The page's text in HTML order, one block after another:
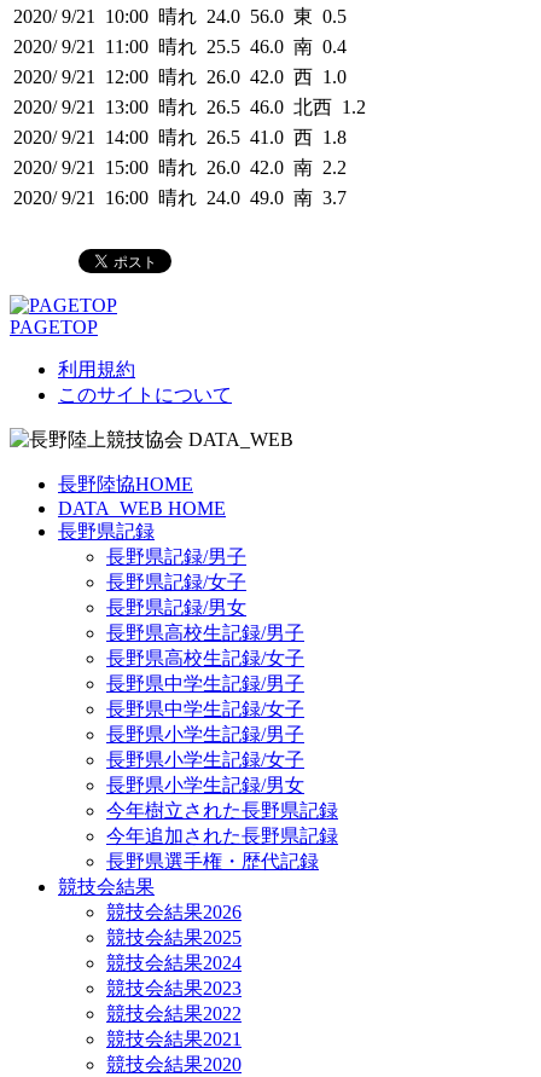
2020/ 9/21 10:00 晴れ 24.0 56.0 東 0.5
2020/ 9/21 11:00 晴れ 25.5 46.0 南 0.4
2020/ 9/21 12:00 晴れ 26.0 42.0 西 1.0
2020/ 9/21 13:00 晴れ 26.5 46.0 北西 1.2
2020/ 9/21 14:00 晴れ 26.5 41.0 西 1.8
2020/ 9/21 15:00 晴れ 26.0 42.0 南 2.2
2020/ 9/21 16:00 晴れ 24.0 49.0 南 3.7
PAGETOP
利用規約
このサイトについて
長野陸協HOME
DATA_WEB HOME
長野県記録
長野県記録/男子
長野県記録/女子
長野県記録/男女
長野県高校生記録/男子
長野県高校生記録/女子
長野県中学生記録/男子
長野県中学生記録/女子
長野県小学生記録/男子
長野県小学生記録/女子
長野県小学生記録/男女
今年樹立された長野県記録
今年追加された長野県記録
長野県選手権・歴代記録
競技会結果
競技会結果2026
競技会結果2025
競技会結果2024
競技会結果2023
競技会結果2022
競技会結果2021
競技会結果2020